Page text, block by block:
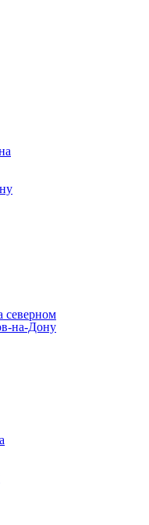
северном
на-Дону